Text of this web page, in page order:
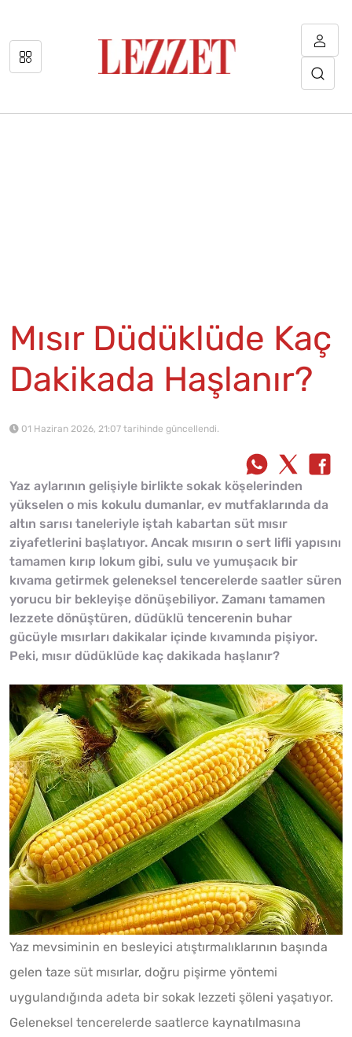
Mısır Düdüklüde Kaç
Dakikada Haşlanır?
01 Haziran 2026, 21:07 tarihinde güncellendi.
Yaz aylarının gelişiyle birlikte sokak köşelerinden
yükselen o mis kokulu dumanlar, ev mutfaklarında da
altın sarısı taneleriyle iştah kabartan süt mısır
ziyafetlerini başlatıyor. Ancak mısırın o sert lifli yapısını
tamamen kırıp lokum gibi, sulu ve yumuşacık bir
kıvama getirmek geleneksel tencerelerde saatler süren
yorucu bir bekleyişe dönüşebiliyor. Zamanı tamamen
lezzete dönüştüren, düdüklü tencerenin buhar
gücüyle mısırları dakikalar içinde kıvamında pişiyor.
Peki, mısır düdüklüde kaç dakikada haşlanır?
Yaz mevsiminin en besleyici atıştırmalıklarının başında
gelen taze süt mısırlar, doğru pişirme yöntemi
uygulandığında adeta bir sokak lezzeti şöleni yaşatıyor.
Geleneksel tencerelerde saatlerce kaynatılmasına